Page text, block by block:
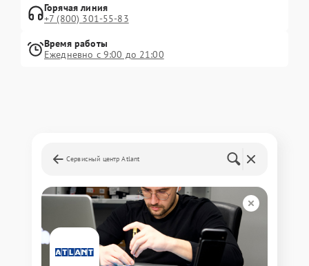
Горячая линия
+7 (800) 301-55-83
Время работы
Ежедневно с 9:00 до 21:00
Сервисный центр Atlant